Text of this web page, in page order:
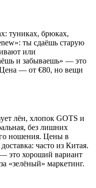
туниках, брюках,
ты сдаёшь старую
или
и забываешь» — это
Цена — от €80, но вещи
лён, хлопок GOTS и
без лишних
ношения. Цены в
часто из Китая.
это хороший вариант
«зелёный» маркетинг.